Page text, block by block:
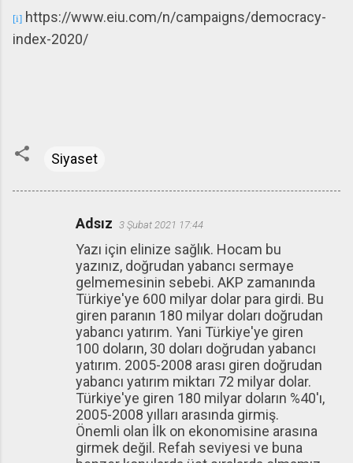
[i] https://www.eiu.com/n/campaigns/democracy-
index-2020/
Siyaset
Adsız 3 Şubat 2021 17:44
Yazı için elinize sağlık. Hocam bu
yazınız, doğrudan yabancı sermaye
gelmemesinin sebebi. AKP zamanında
Türkiye'ye 600 milyar dolar para girdi. Bu
giren paranın 180 milyar doları doğrudan
yabancı yatırım. Yani Türkiye'ye giren
100 doların, 30 doları doğrudan yabancı
yatırım. 2005-2008 arası giren doğrudan
yabancı yatırım miktarı 72 milyar dolar.
Türkiye'ye giren 180 milyar doların %40'ı,
2005-2008 yılları arasında girmiş.
Önemli olan İlk on ekonomisine arasına
girmek değil. Refah seviyesi ve buna